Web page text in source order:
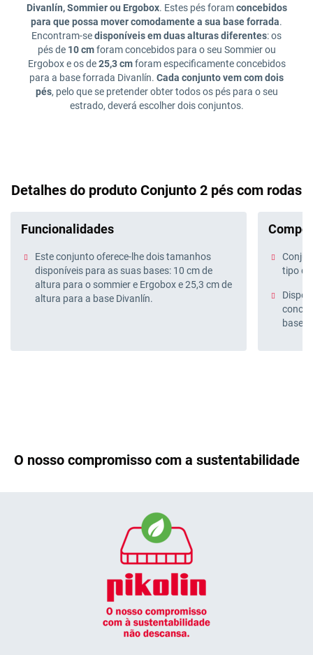
Divanlín, Sommier ou Ergobox. Estes pés foramconcebidos
para que possa mover comodamente a sua base forrada.
Encontram-sedisponíveis em duas alturas diferentes: os
pés de 10 cmforam concebidos para o seu Sommier ou
Ergobox e os de25,3 cmforam especificamente concebidos
para a base forrada Divanlín. Cada conjunto vem com dois
pés, pelo que se pretender obter todos os pés para o seu
estrado, deverá escolher dois conjuntos.
Detalhes do produto Conjunto 2 pés com rodas
Funcionalidades
Este conjunto oferece-lhe dois tamanhos
disponíveis para as suas bases: 10 cm de
altura para o sommier e Ergobox e 25,3 cm de
altura para a base Divanlín.
tipo
base
O nosso compromisso com a sustentabilidade